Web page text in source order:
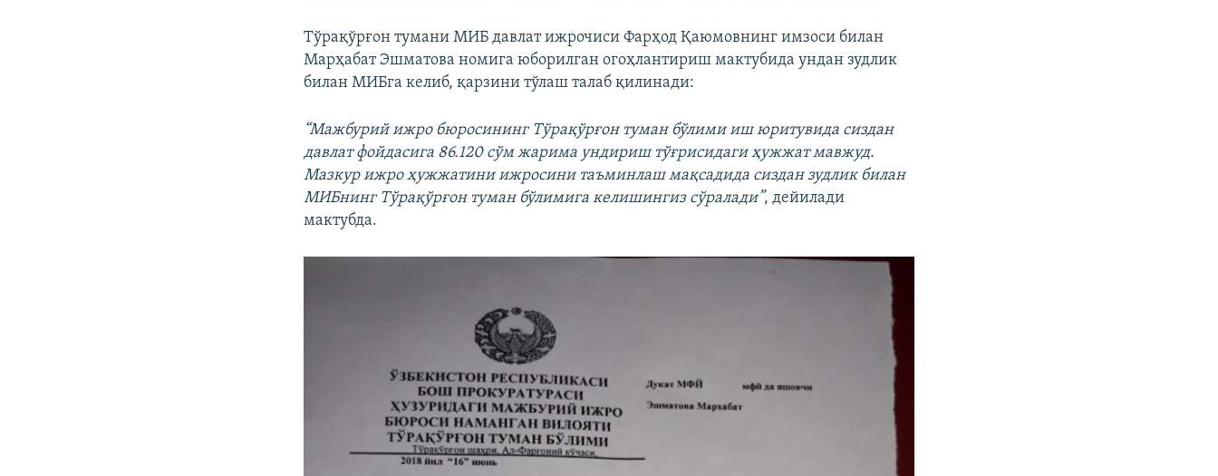
Тўрақўрғон тумани МИБ давлат ижрочиси Фарҳод Қаюмовнинг имзоси билан
Марҳабат Эшматова номига юборилган огоҳлантириш мактубида ундан зудлик
билан МИБга келиб, қарзини тўлаш талаб қилинади:
“Мажбурий ижро бюросининг Тўрақўрғон туман бўлими иш юритувида сиздан
давлат фойдасига 86.120 сўм жарима ундириш тўғрисидаги ҳужжат мавжуд.
Мазкур ижро ҳужжатини ижросини таъминлаш мақсадида сиздан зудлик билан
МИБнинг Тўрақўрғон туман бўлимига келишингиз сўралади”, дейилади
мактубда.